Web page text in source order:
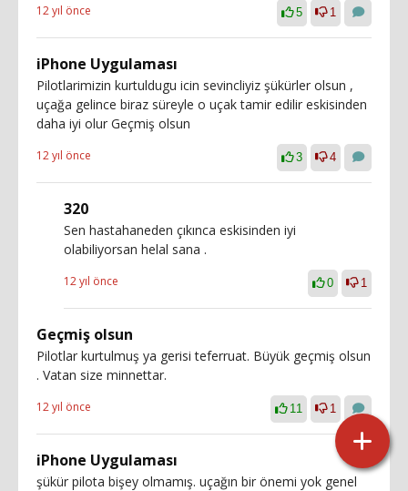
12 yıl önce 5 1
iPhone Uygulaması
Pilotlarimizin kurtuldugu icin sevincliyiz şükürler olsun ,
uçağa gelince biraz süreyle o uçak tamir edilir eskisinden
daha iyi olur Geçmiş olsun
12 yıl önce 3 4
320
Sen hastahaneden çıkınca eskisinden iyi
olabiliyorsan helal sana .
12 yıl önce 0 1
Geçmiş olsun
Pilotlar kurtulmuş ya gerisi teferruat. Büyük geçmiş olsun
. Vatan size minnettar.
12 yıl önce 11 1
iPhone Uygulaması
şükür pilota bişey olmamış. uçağın bir önemi yok genel